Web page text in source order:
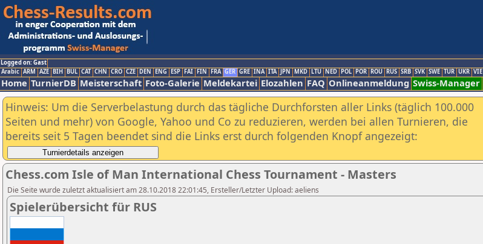
Logged on: Gast
Arabic ARM AZE BIH BUL CAT CHN CRO CZE DEN ENG ESP FAI FIN FRA GER GRE INA ITA JPN MKD LTU NED POL POR ROU RUS SRB SVK SWE TUR UKR VIE
Home TurnierDB Meisterschaft Foto-Galerie Meldekartei Elozahlen FAQ Onlineanmeldung Swiss-Manager
Hinweis: Um die Serverbelastung durch das tägliche Durchforsten aller Links (täglich 100.000
Seiten und mehr) von Google, Yahoo und Co zu reduzieren, werden bei allen Turnieren, die
bereits seit 5 Tagen beendet sind die Links erst durch folgenden Knopf angezeigt:
Chess.com Isle of Man International Chess Tournament - Masters
Die Seite wurde zuletzt aktualisiert am 28.10.2018 22:01:45, Ersteller/Letzter Upload: aeliens
Spielerübersicht für RUS